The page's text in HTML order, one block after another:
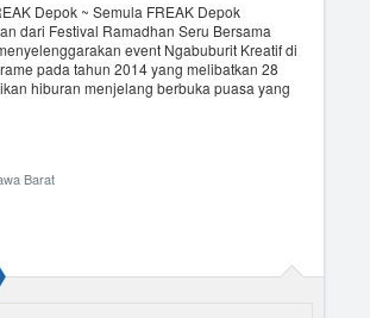
Depok ~ Semula FREAK Depok
dari Festival Ramadhan Seru Bersama
event Ngabuburit Kreatif di
pada tahun 2014 yang melibatkan 28
hiburan menjelang berbuka puasa yang
Barat